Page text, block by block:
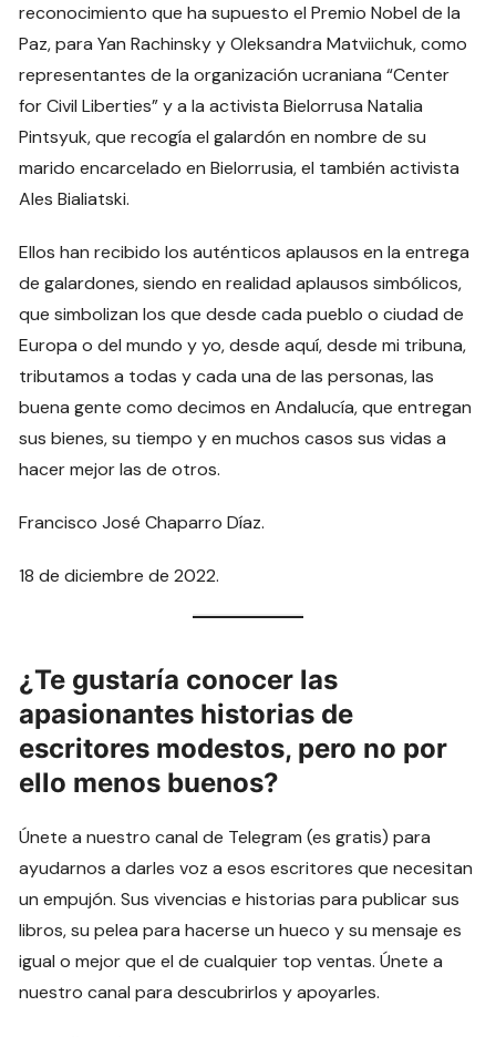
reconocimiento que ha supuesto el Premio Nobel de la
Paz, para Yan Rachinsky y Oleksandra Matviichuk, como
representantes de la organización ucraniana “Center
for Civil Liberties” y a la activista Bielorrusa Natalia
Pintsyuk, que recogía el galardón en nombre de su
marido encarcelado en Bielorrusia, el también activista
Ales Bialiatski.
Ellos han recibido los auténticos aplausos en la entrega
de galardones, siendo en realidad aplausos simbólicos,
que simbolizan los que desde cada pueblo o ciudad de
Europa o del mundo y yo, desde aquí, desde mi tribuna,
tributamos a todas y cada una de las personas, las
buena gente como decimos en Andalucía, que entregan
sus bienes, su tiempo y en muchos casos sus vidas a
hacer mejor las de otros.
Francisco José Chaparro Díaz.
18 de diciembre de 2022.
¿Te gustaría conocer las
apasionantes historias de
escritores modestos, pero no por
ello menos buenos?
Únete a nuestro canal de Telegram (es gratis) para
ayudarnos a darles voz a esos escritores que necesitan
un empujón. Sus vivencias e historias para publicar sus
libros, su pelea para hacerse un hueco y su mensaje es
igual o mejor que el de cualquier top ventas. Únete a
nuestro canal para descubrirlos y apoyarles.